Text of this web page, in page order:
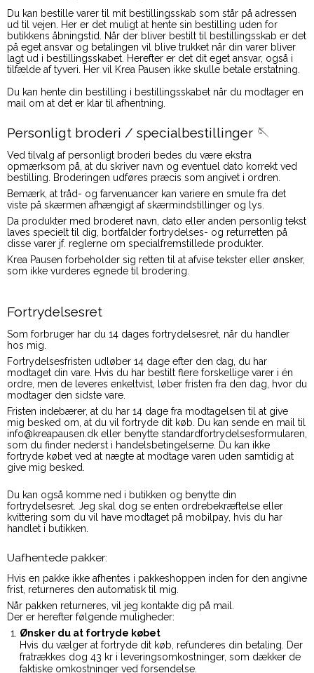
Du kan bestille varer til mit bestillingsskab som står på adressen
ud til vejen. Her er det muligt at hente sin bestilling uden for
butikkens åbningstid. Når der bliver bestilt til bestillingsskab er det
på eget ansvar og betalingen vil blive trukket når din varer bliver
lagt ud i bestillingsskabet. Herefter er det dit eget ansvar, også i
tilfælde af tyveri. Her vil Krea Pausen ikke skulle betale erstatning.
Du kan hente din bestilling i bestillingsskabet når du modtager en
mail om at det er klar til afhentning.
Personligt broderi / specialbestillinger 🪡
Ved tilvalg af personligt broderi bedes du være ekstra
opmærksom på, at du skriver navn og eventuel dato korrekt ved
bestilling. Broderingen udføres præcis som angivet i ordren.
Bemærk, at tråd- og farvenuancer kan variere en smule fra det
viste på skærmen afhængigt af skærmindstillinger og lys.
Da produkter med broderet navn, dato eller anden personlig tekst
laves specielt til dig, bortfalder fortrydelses- og returretten på
disse varer jf. reglerne om specialfremstillede produkter.
Krea Pausen forbeholder sig retten til at afvise tekster eller ønsker,
som ikke vurderes egnede til brodering.
Fortrydelsesret
Som forbruger har du 14 dages fortrydelsesret, når du handler
hos mig.
Fortrydelsesfristen udløber 14 dage efter den dag, du har
modtaget din vare. Hvis du har bestilt flere forskellige varer i én
ordre, men de leveres enkeltvist, løber fristen fra den dag, hvor du
modtager den sidste vare.
Fristen indebærer, at du har 14 dage fra modtagelsen til at give
mig besked om, at du vil fortryde dit køb. Du kan sende en mail til
info@kreapausen.dk eller benytte standardfortrydelsesformularen,
som du finder nederst i handelsbetingelserne. Du kan ikke
fortryde købet ved at nægte at modtage varen uden samtidig at
give mig besked.
Du kan også komme ned i butikken og benytte din
fortrydelsesret. Jeg skal dog se enten ordrebekræftelse eller
kvittering som du vil have modtaget på mobilpay, hvis du har
handlet i butikken.
Uafhentede pakker:
Hvis en pakke ikke afhentes i pakkeshoppen inden for den angivne
frist, returneres den automatisk til mig.
Når pakken returneres, vil jeg kontakte dig på mail.
Der er herefter følgende muligheder:
Ønsker du at fortryde købet
Hvis du vælger at fortryde dit køb, refunderes din betaling. Der
fratrækkes dog 43 kr i leveringsomkostninger, som dækker de
faktiske omkostninger ved forsendelse.